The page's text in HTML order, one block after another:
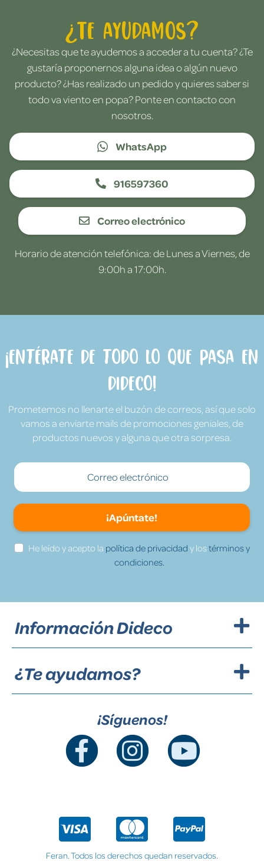
¿Te ayudamos?
¿Necesitas que te ayudemos a acceder a tu cuenta? ¿Te
gustaría proponernos alguna idea o algún nuevo
producto? ¿Has realizado un pedido y quieres saber si
todo va viento en popa? Ponte en contacto con
nosotros.
WhatsApp
916597360
Correo electrónico
Horario de atención telefónica: de Lunes a Viernes, de
9:00h a 17:00h.
¡Entérate de todo lo que pasa en
Dideco!
Prometemos no llenarte el buzón de correos, así que solo
vamos a enviarte mails de promociones geniales, de
productos nuevos y alguna que otra sorpresa.
¡Apúntate!
He leído y acepto la política de privacidad y lostérminos y
condiciones.
Información Dideco
¿Te ayudamos?
¡Síguenos!
Feran. Todos los derechos quedan reservados.